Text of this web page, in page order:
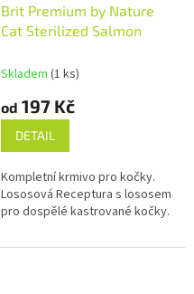
Brit Premium by Nature
Cat Sterilized Salmon
Skladem (1 ks)
od 197 Kč
DETAIL
Kompletní krmivo pro kočky.
Lososová Receptura s lososem
pro dospělé kastrované kočky.